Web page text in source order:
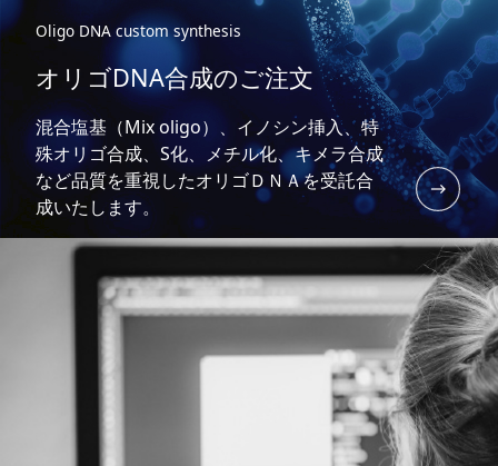
Oligo DNA custom synthesis
オリゴDNA合成のご注文
混合塩基（Mix oligo）、イノシン挿入、特
殊オリゴ合成、S化、メチル化、キメラ合成
など品質を重視したオリゴＤＮＡを受託合
成いたします。